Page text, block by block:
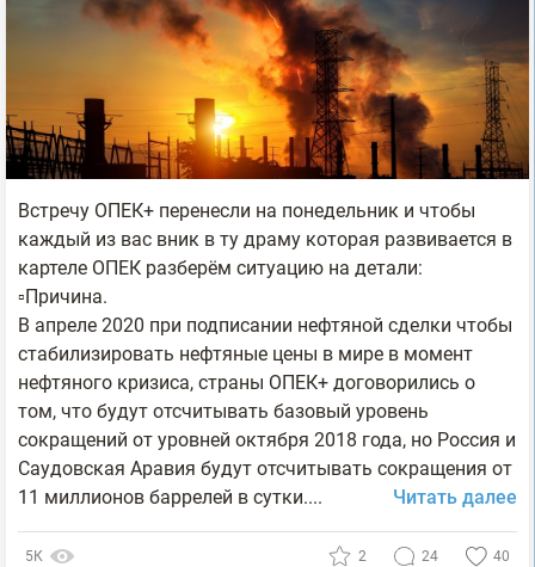
Встречу ОПЕК+ перенесли на понедельник и чтобы
каждый из вас вник в ту драму которая развивается в
картеле ОПЕК разберём ситуацию на детали:
▫️Причина.
В апреле 2020 при подписании нефтяной сделки чтобы
стабилизировать нефтяные цены в мире в момент
нефтяного кризиса, страны ОПЕК+ договорились о
том, что будут отсчитывать базовый уровень
сокращений от уровней октября 2018 года, но Россия и
Саудовская Аравия будут отсчитывать сокращения от
11 миллионов баррелей в сутки....
Читать далее
5К 2 24 40